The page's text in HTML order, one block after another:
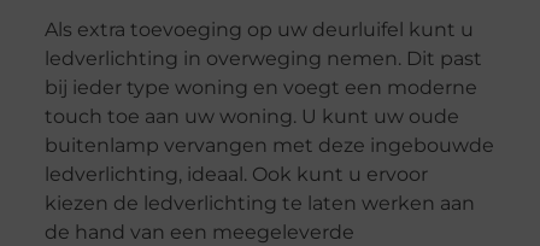
Als extra toevoeging op uw deurluifel kunt u
ledverlichting in overweging nemen. Dit past
bij ieder type woning en voegt een moderne
touch toe aan uw woning. U kunt uw oude
buitenlamp vervangen met deze ingebouwde
ledverlichting, ideaal. Ook kunt u ervoor
kiezen de ledverlichting te laten werken aan
de hand van een meegeleverde